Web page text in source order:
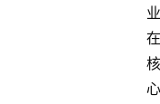
业
在
核
心